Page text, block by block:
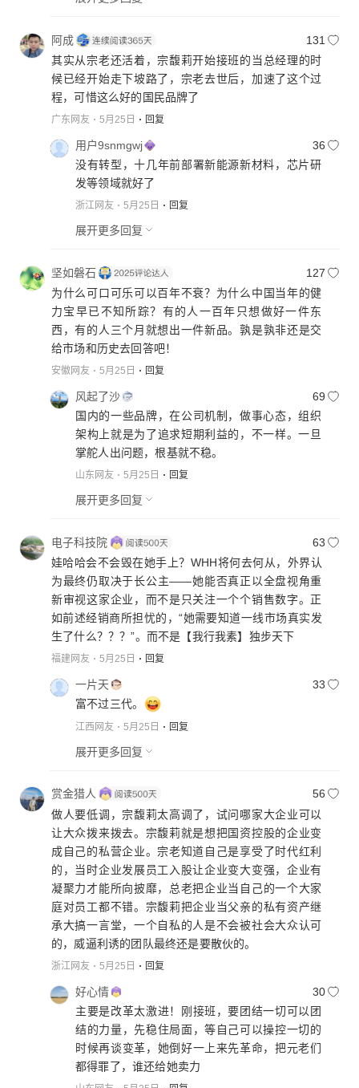
阿成
131
其实从宗老还活着，宗馥莉开始接班的当总经理的时
候已经开始走下坡路了，宗老去世后，加速了这个过
程，可惜这么好的国民品牌了
广东网友 5月25日 回复
用户9snmgwj
36
没有转型，十几年前部署新能源新材料，芯片研
发等领域就好了
浙江网友 5月25日 回复
展开更多回复
坚如磐石
127
为什么可口可乐可以百年不衰？为什么中国当年的健
力宝早已不知所踪？有的人一百年只想做好一件东
西，有的人三个月就想出一件新品。孰是孰非还是交
给市场和历史去回答吧！
安徽网友 5月25日 回复
风起了沙
69
国内的一些品牌，在公司机制，做事心态，组织
架构上就是为了追求短期利益的，不一样。一旦
掌舵人出问题，根基就不稳。
山东网友 5月25日 回复
展开更多回复
电子科技院
63
娃哈哈会不会毁在她手上？WHH将何去何从，外界认
为最终仍取决于长公主——她能否真正以全盘视角重
新审视这家企业，而不是只关注一个个销售数字。正
如前述经销商所担忧的，“她需要知道一线市场真实发
生了什么？？？”。而不是【我行我素】独步天下
福建网友 5月25日 回复
一片天
33
富不过三代。
江西网友 5月25日 回复
展开更多回复
赏金猎人
56
做人要低调，宗馥莉太高调了，试问哪家大企业可以
让大众拨来拨去。宗馥莉就是想把国资控股的企业变
成自己的私营企业。宗老知道自己是享受了时代红利
的，当时企业发展员工入股让企业变大变强，企业有
凝聚力才能所向披靡，总老把企业当自己的一个大家
庭对员工都不错。宗馥莉把企业当父亲的私有资产继
承大搞一言堂，一个自私的人是不会被社会大众认可
的，威逼利诱的团队最终还是要散伙的。
浙江网友 5月25日 回复
好心情
30
主要是改革太激进！刚接班，要团结一切可以团
结的力量，先稳住局面，等自己可以操控一切的
时候再谈变革，她倒好一上来先革命，把元老们
都得罪了，谁还给她卖力